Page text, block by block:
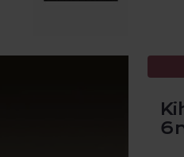
Kihlasormus High Tech Ceramic